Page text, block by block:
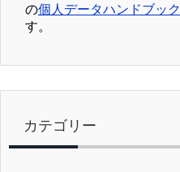
の個人データハンドブック
す。
カテゴリー